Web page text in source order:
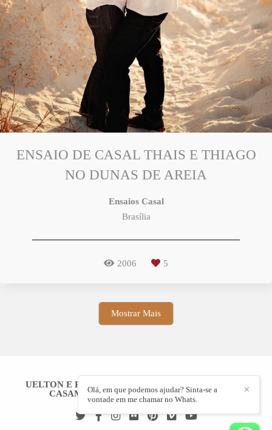
ENSAIO DE CASAL THAIS E THIAGO
NO DUNAS DE AREIA
Ensaios Casal
Brasília
2006 5
Mostrar Mais
UELTON E RAQUEL LACERDA- FOTÓGRAFOS DE
CASAMENTO- BRASÍLIA-DF/CONTATO ✕
Olá, em que podemos ajudar? Sinta-se a
vontade em me chamar no Whats.